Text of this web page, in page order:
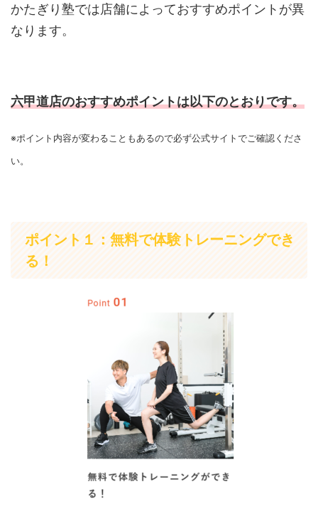
かたぎり塾では店舗によっておすすめポイントが異
なります。
六甲道店のおすすめポイントは以下のとおりです。
※ポイント内容が変わることもあるので必ず公式サイトでご確認くださ
い。
ポイント１：無料で体験トレーニングでき
る！